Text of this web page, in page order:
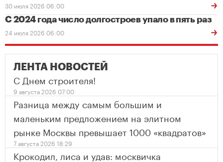
30 июля 2026 06:00
С 2024 года число долгостроев упало в пять раз
24 июля 2026 06:00
ЛЕНТА НОВОСТЕЙ
С Днем строителя!
9 августа 2026 07:00
Разница между самым большим и
маленьким предложением на элитном
рынке Москвы превышает 1000 «квадратов»
7 августа 2026 18:29
Крокодил, лиса и удав: москвичка